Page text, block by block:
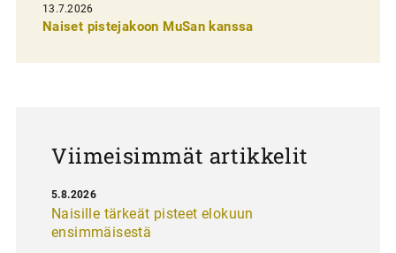
e
13.7.2026
Naiset pistejakoon MuSan kanssa
Viimeisimmät artikkelit
Naisille tärkeät pisteet elokuun
ensimmäisestä
5.8.2026